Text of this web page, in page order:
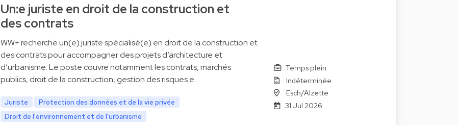
Un:e juriste en droit de la construction et
des contrats
WW+ recherche un(e) juriste spécialisé(e) en droit de la construction et
des contrats pour accompagner des projets d’architecture et
d’urbanisme. Le poste couvre notamment les contrats, marchés
publics, droit de la construction, gestion des risques e…
Juriste
Protection des données et de la vie privée
Droit de l'environnement et de l'urbanisme
Temps plein
Indéterminée
Esch/Alzette
31 Jul 2026